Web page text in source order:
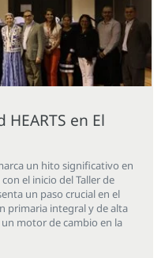
en El
un hito significativo en
el inicio del Taller de
un paso crucial en el
primaria integral y de alta
un motor de cambio en la